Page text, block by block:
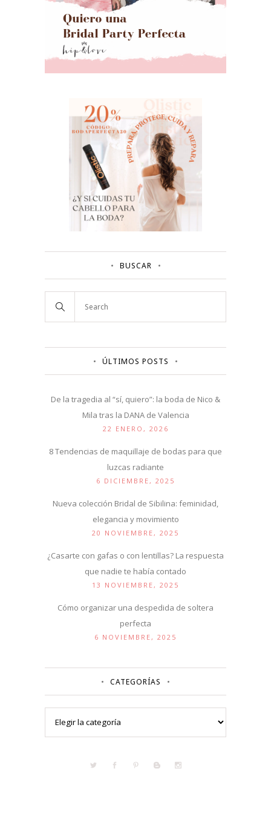
BUSCAR
ÚLTIMOS POSTS
De la tragedia al “sí, quiero”: la boda de Nico &
Mila tras la DANA de Valencia
22 ENERO, 2026
8 Tendencias de maquillaje de bodas para que
luzcas radiante
6 DICIEMBRE, 2025
Nueva colección Bridal de Sibilina: feminidad,
elegancia y movimiento
20 NOVIEMBRE, 2025
¿Casarte con gafas o con lentillas? La respuesta
que nadie te había contado
13 NOVIEMBRE, 2025
Cómo organizar una despedida de soltera
perfecta
6 NOVIEMBRE, 2025
CATEGORÍAS